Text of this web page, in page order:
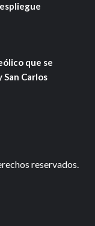
que se
San Carlos